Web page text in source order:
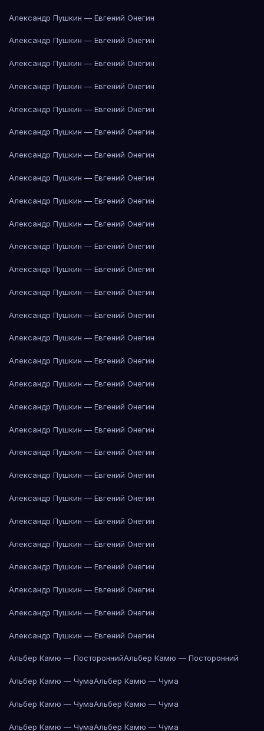
Александр Пушкин — Евгений Онегин
Александр Пушкин — Евгений Онегин
Александр Пушкин — Евгений Онегин
Александр Пушкин — Евгений Онегин
Александр Пушкин — Евгений Онегин
Александр Пушкин — Евгений Онегин
Александр Пушкин — Евгений Онегин
Александр Пушкин — Евгений Онегин
Александр Пушкин — Евгений Онегин
Александр Пушкин — Евгений Онегин
Александр Пушкин — Евгений Онегин
Александр Пушкин — Евгений Онегин
Александр Пушкин — Евгений Онегин
Александр Пушкин — Евгений Онегин
Александр Пушкин — Евгений Онегин
Александр Пушкин — Евгений Онегин
Александр Пушкин — Евгений Онегин
Александр Пушкин — Евгений Онегин
Александр Пушкин — Евгений Онегин
Александр Пушкин — Евгений Онегин
Александр Пушкин — Евгений Онегин
Александр Пушкин — Евгений Онегин
Александр Пушкин — Евгений Онегин
Александр Пушкин — Евгений Онегин
Александр Пушкин — Евгений Онегин
Александр Пушкин — Евгений Онегин
Александр Пушкин — Евгений Онегин
Александр Пушкин — Евгений Онегин
Альбер Камю — ПостороннийАльбер Камю — Посторонний
Альбер Камю — ЧумаАльбер Камю — Чума
Альбер Камю — ЧумаАльбер Камю — Чума
Альбер Камю — ЧумаАльбер Камю — Чума